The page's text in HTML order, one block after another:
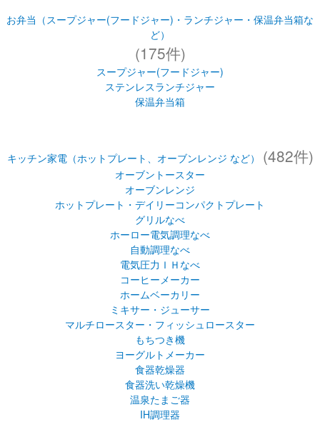
お弁当（スープジャー(フードジャー)・ランチジャー・保温弁当箱な
ど）
(175件)
スープジャー(フードジャー)
ステンレスランチジャー
保温弁当箱
キッチン家電（ホットプレート、オーブンレンジ など） (482件)
オーブントースター
オーブンレンジ
ホットプレート・デイリーコンパクトプレート
グリルなべ
ホーロー電気調理なべ
自動調理なべ
電気圧力ＩＨなべ
コーヒーメーカー
ホームベーカリー
ミキサー・ジューサー
マルチロースター・フィッシュロースター
もちつき機
ヨーグルトメーカー
食器乾燥器
食器洗い乾燥機
温泉たまご器
IH調理器